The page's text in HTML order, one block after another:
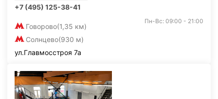
+7 (495) 125-38-41
Говорово(1,35 км)
Солнцево(930 м)
Пн-Вс: 09:00 - 21:00
ул.Главмосстроя 7а